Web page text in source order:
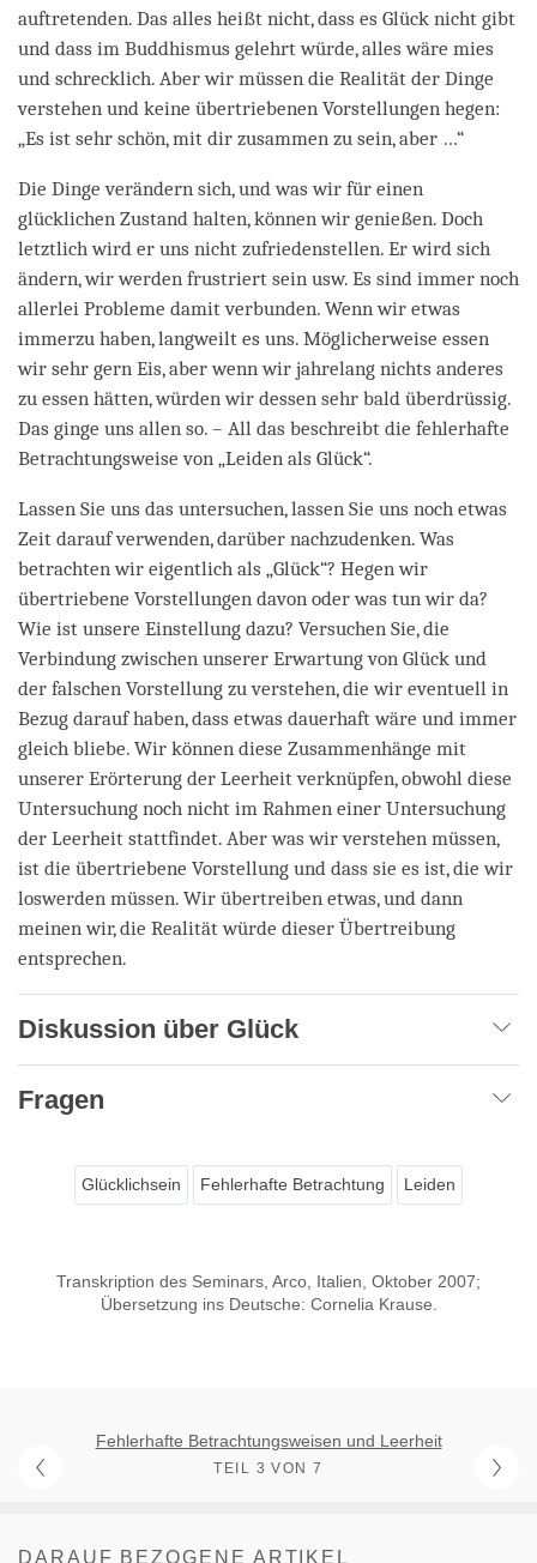
auftretenden. Das alles heißt nicht, dass es Glück nicht gibt
und dass im Buddhismus gelehrt würde, alles wäre mies
und schrecklich. Aber wir müssen die Realität der Dinge
verstehen und keine übertriebenen Vorstellungen hegen:
„Es ist sehr schön, mit dir zusammen zu sein, aber …“
Die Dinge verändern sich, und was wir für einen
glücklichen Zustand halten, können wir genießen. Doch
letztlich wird er uns nicht zufriedenstellen. Er wird sich
ändern, wir werden frustriert sein usw. Es sind immer noch
allerlei Probleme damit verbunden. Wenn wir etwas
immerzu haben, langweilt es uns. Möglicherweise essen
wir sehr gern Eis, aber wenn wir jahrelang nichts anderes
zu essen hätten, würden wir dessen sehr bald überdrüssig.
Das ginge uns allen so. – All das beschreibt die fehlerhafte
Betrachtungsweise von „Leiden als Glück“.
Lassen Sie uns das untersuchen, lassen Sie uns noch etwas
Zeit darauf verwenden, darüber nachzudenken. Was
betrachten wir eigentlich als „Glück“? Hegen wir
übertriebene Vorstellungen davon oder was tun wir da?
Wie ist unsere Einstellung dazu? Versuchen Sie, die
Verbindung zwischen unserer Erwartung von Glück und
der falschen Vorstellung zu verstehen, die wir eventuell in
Bezug darauf haben, dass etwas dauerhaft wäre und immer
gleich bliebe. Wir können diese Zusammenhänge mit
unserer Erörterung der Leerheit verknüpfen, obwohl diese
Untersuchung noch nicht im Rahmen einer Untersuchung
der Leerheit stattfindet. Aber was wir verstehen müssen,
ist die übertriebene Vorstellung und dass sie es ist, die wir
loswerden müssen. Wir übertreiben etwas, und dann
meinen wir, die Realität würde dieser Übertreibung
entsprechen.
Diskussion über Glück
Fragen
Glücklichsein Fehlerhafte Betrachtung Leiden
Transkription des Seminars, Arco, Italien, Oktober 2007;
Übersetzung ins Deutsche: Cornelia Krause.
Fehlerhafte Betrachtungsweisen und Leerheit
TEIL 3 VON 7
DARAUF BEZOGENE ARTIKEL